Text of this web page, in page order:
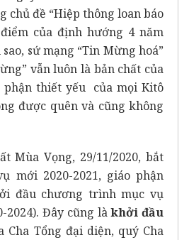
chủ đề “Hiệp thông loan báo
của định hướng 4 năm
sứ mạng “Tin Mừng hoá”
vẫn luôn là bản chất của
phận thiết yếu của mọi Kitô
được quên và cũng không
Mùa Vọng, 29/11/2020, bắt
mới 2020-2021, giáo phận
đầu chương trình mục vụ
2024). Đây cũng làkhởi đầu
Cha Tổng đại diện, quý Cha